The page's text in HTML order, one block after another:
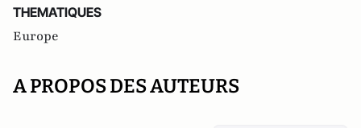
THEMATIQUES
Europe
A PROPOS DES AUTEURS